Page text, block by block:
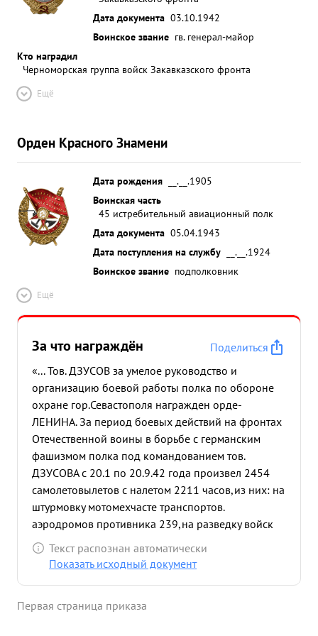
Дата документа 03.10.1942
Воинское звание гв. генерал-майор
Кто наградил
Черноморская группа войск Закавказского фронта
Ещё
Орден Красного Знамени
Дата рождения
__.__.1905
Воинская часть
45 истребительный авиационный полк
Дата документа 05.04.1943
Дата поступления на службу
__.__.1924
Воинское звание подполковник
Ещё
За что награждён
Поделиться
«... Тов. ДЗУСОВ за умелое руководство и
организацию боевой работы полка по обороне
охране гор.Севастополя награжден орде-
ЛЕНИНА. За период боевых действий на фронтах
Отечественной воины в борьбе с германским
фашизмом полка под командованием тов.
ДЗУСОВА с 20.1 по 20.9.42 года произвел 2454
самолетовылетов с налетом 2211 часов,из них: на
штурмовку мотомехчасте транспортов.
аэродромов противника 239,на разведку войск
противника- 443 ,сопровождение
бомбардировщиков - 291 ,на разведку погоды -9
прикрытие аэродромов - 262 прикрытие
Текст распознан автоматически
Показать исходный документ
Первая страница приказа